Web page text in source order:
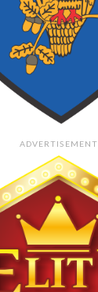
ADVERTISEMENT